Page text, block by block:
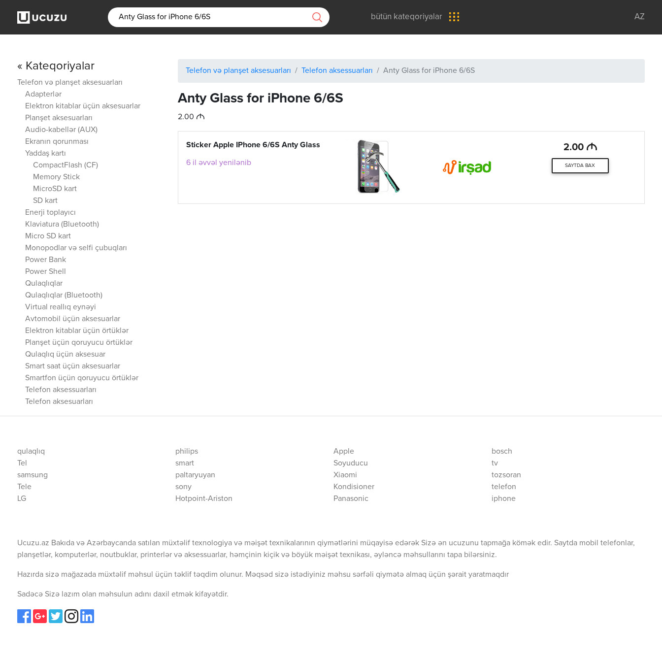
bütün kateqoriyalar AZ
« Kateqoriyalar
Telefon və planşet aksesuarları
Adapterlər
Elektron kitablar üçün aksesuarlar
Planşet aksesuarları
Audio-kabellər (AUX)
Ekranın qorunması
Yaddaş kartı
CompactFlash (CF)
Memory Stick
MicroSD kart
SD kart
Enerji toplayıcı
Klaviatura (Bluetooth)
Micro SD kart
Monopodlar və selfi çubuqları
Power Bank
Power Shell
Qulaqlıqlar
Qulaqlıqlar (Bluetooth)
Virtual reallıq eynəyi
Avtomobil üçün aksesuarlar
Elektron kitablar üçün örtüklər
Planşet üçün qoruyucu örtüklər
Qulaqlıq üçün aksesuar
Smart saat üçün aksesuarlar
Smartfon üçün qoruyucu örtüklər
Telefon aksessuarları
Telefon aksesuarları
Telefon və planşet aksesuarları Telefon aksessuarları Anty Glass for iPhone 6/6S
Anty Glass for iPhone 6/6S
2.00 M
Sticker Apple IPhone 6/6S Anty Glass
6 il əvvəl yenilənib
2.00 M
SAYTDA BAX
qulaqlıq
Tel
samsung
Tele
LG
philips
smart
paltaryuyan
sony
Hotpoint-Ariston
Apple
Soyuducu
Xiaomi
Kondisioner
Panasonic
bosch
tv
tozsoran
telefon
iphone
Ucuzu.az Bakıda və Azərbaycanda satılan müxtəlif texnologiya və məişət texnikalarının qiymətlərini müqayisə edərək Sizə ən ucuzunu tapmağa kömək edir. Saytda mobil telefonlar,
planşetlər, komputerlər, noutbuklar, printerlər və aksessuarlar, həmçinin kiçik və böyük məişət texnikası, əyləncə məhsullarını tapa bilərsiniz.
Hazırda sizə mağazada müxtəlif məhsul üçün təklif təqdim olunur. Məqsəd sizə istədiyiniz məhsu sərfəli qiymətə almaq üçün şərait yaratmaqdır
Sadəcə Sizə lazım olan məhsulun adını daxil etmək kifayətdir.